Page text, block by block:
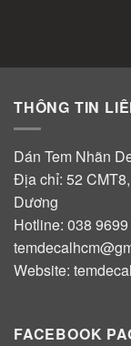
THÔNG TIN
Dán Tem Nhãn
Địa chỉ: 52
Dương
Hotline: 038 9699
Website:
FACEBOOK